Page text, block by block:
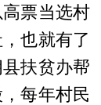
票当选村
也就有了
扶贫办帮
每年村民